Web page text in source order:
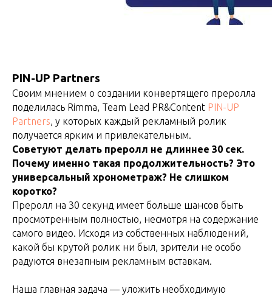
PIN-UP Partners
Своим мнением о создании конвертящего преролла
поделилась Rimma, Team Lead PR&Content PIN-UP
Partners, у которых каждый рекламный ролик
получается ярким и привлекательным.
Советуют делать преролл не длиннее 30 сек.
Почему именно такая продолжительность? Это
универсальный хронометраж? Не слишком
коротко?
Преролл на 30 секунд имеет больше шансов быть
просмотренным полностью, несмотря на содержание
самого видео. Исходя из собственных наблюдений,
какой бы крутой ролик ни был, зрители не особо
радуются внезапным рекламным вставкам.
Наша главная задача — уложить необходимую